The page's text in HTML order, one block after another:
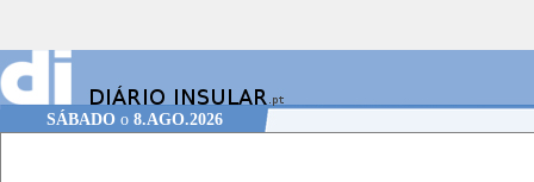
SÁBADOo 8.AGO.2026